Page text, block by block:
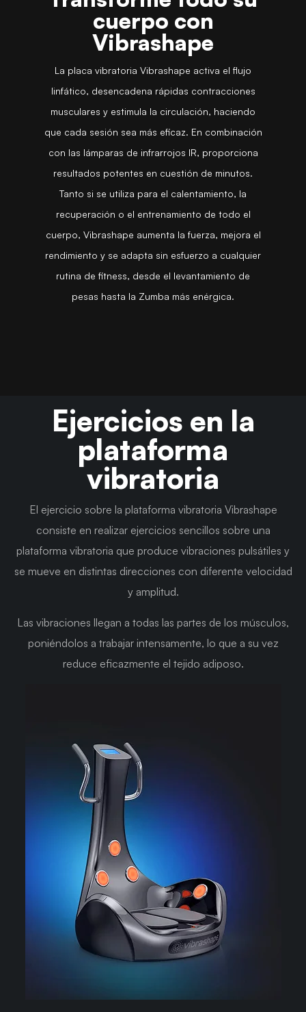
cuerpo con
Vibrashape
La placa vibratoria Vibrashape activa el flujo
linfático, desencadena rápidas contracciones
musculares y estimula la circulación, haciendo
que cada sesión sea más eficaz. En combinación
con las lámparas de infrarrojos IR, proporciona
resultados potentes en cuestión de minutos.
Tanto si se utiliza para el calentamiento, la
recuperación o el entrenamiento de todo el
cuerpo, Vibrashape aumenta la fuerza, mejora el
rendimiento y se adapta sin esfuerzo a cualquier
rutina de fitness, desde el levantamiento de
pesas hasta la Zumba más enérgica.
Ejercicios en la
plataforma
vibratoria
El ejercicio sobre la plataforma vibratoria Vibrashape
consiste en realizar ejercicios sencillos sobre una
plataforma vibratoria que produce vibraciones pulsátiles y
se mueve en distintas direcciones con diferente velocidad
y amplitud.
Las vibraciones llegan a todas las partes de los músculos,
poniéndolos a trabajar intensamente, lo que a su vez
reduce eficazmente el tejido adiposo.